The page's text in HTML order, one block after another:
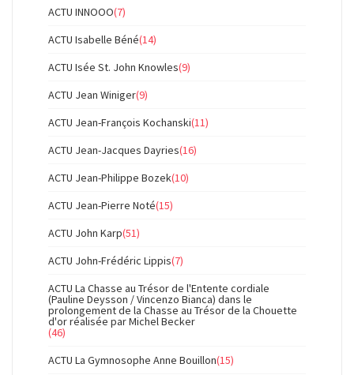
ACTU INNOOO(7)
ACTU Isabelle Béné(14)
ACTU Isée St. John Knowles(9)
ACTU Jean Winiger(9)
ACTU Jean-François Kochanski(11)
ACTU Jean-Jacques Dayries(16)
ACTU Jean-Philippe Bozek(10)
ACTU Jean-Pierre Noté(15)
ACTU John Karp(51)
ACTU John-Frédéric Lippis(7)
ACTU La Chasse au Trésor de l'Entente cordiale
(Pauline Deysson / Vincenzo Bianca) dans le
prolongement de la Chasse au Trésor de la Chouette
d'or réalisée par Michel Becker
(46)
ACTU La Gymnosophe Anne Bouillon(15)